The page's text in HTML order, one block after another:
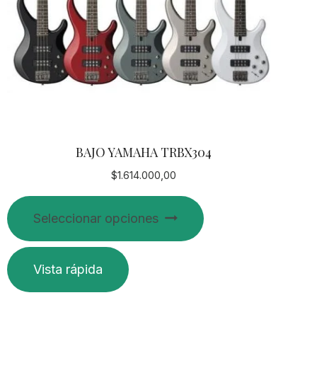
BAJO YAMAHA TRBX304
$1.614.000,00
Seleccionar opciones
producto
Vista rápida